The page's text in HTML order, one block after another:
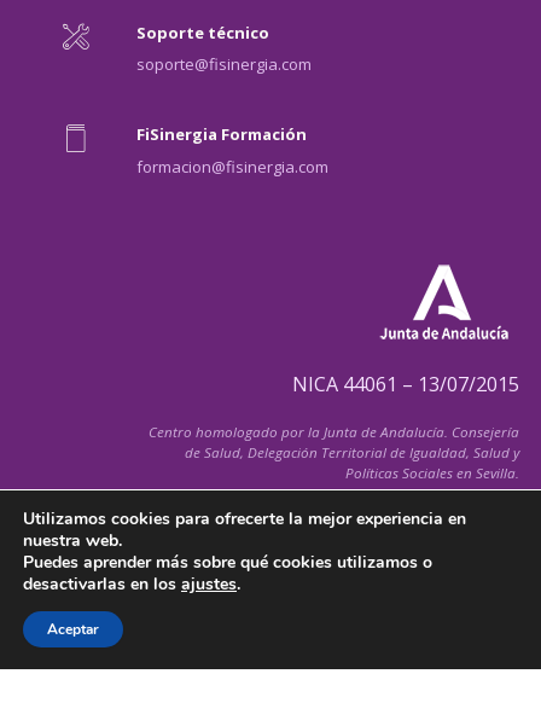
Soporte técnico
soporte@fisinergia.com
FiSinergia Formación
formacion@fisinergia.com
NICA 44061 – 13/07/2015
Centro homologado por la Junta de Andalucía. Consejería
de Salud, Delegación Territorial de Igualdad, Salud y
Políticas Sociales en Sevilla.
Todos los derechos reservados
Política de Cancelación de Citas–Aviso Legal–Política de Cookies–
Utilizamos cookies para ofrecerte la mejor experiencia en
nuestra web.
Puedes aprender más sobre qué cookies utilizamos o
desactivarlas en los ajustes.
Aceptar